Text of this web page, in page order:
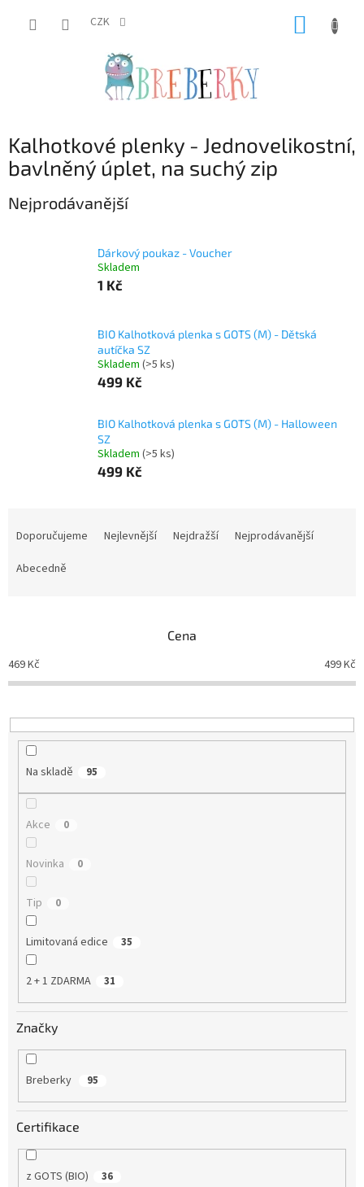
CZK
Kalhotkové plenky - Jednovelikostní,
bavlněný úplet, na suchý zip
Nejprodávanější
Dárkový poukaz - Voucher
Skladem
1 Kč
BIO Kalhotková plenka s GOTS (M) - Dětská
autíčka SZ
Skladem (>5 ks)
499 Kč
BIO Kalhotková plenka s GOTS (M) - Halloween
SZ
Skladem (>5 ks)
499 Kč
o
d
k
t
Doporučujeme Nejlevnější Nejdražší
Nejprodávanější
Abecedně
Cena
469Kč 499Kč
Na skladě 95
Akce 0
Novinka 0
Tip 0
Limitovaná edice 35
2 + 1 ZDARMA 31
Značky
Breberky 95
Certifikace
z GOTS (BIO) 36